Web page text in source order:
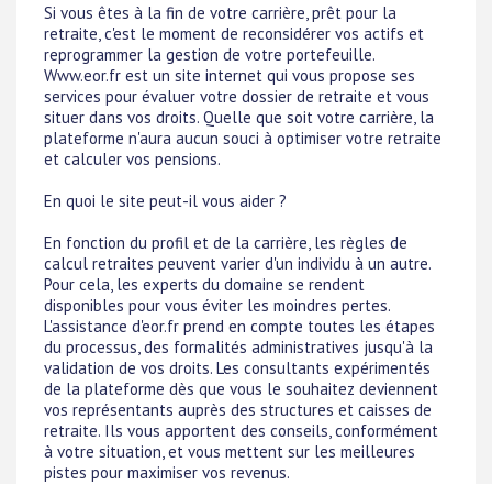
Si vous êtes à la fin de votre carrière, prêt pour la
retraite, c'est le moment de reconsidérer vos actifs et
reprogrammer la gestion de votre portefeuille.
Www.eor.fr est un site internet qui vous propose ses
services pour évaluer votre dossier de retraite et vous
situer dans vos droits. Quelle que soit votre carrière, la
plateforme n'aura aucun souci à optimiser votre retraite
et calculer vos pensions.
En quoi le site peut-il vous aider ?
En fonction du profil et de la carrière, les règles de
calcul retraites peuvent varier d'un individu à un autre.
Pour cela, les experts du domaine se rendent
disponibles pour vous éviter les moindres pertes.
L'assistance d'eor.fr prend en compte toutes les étapes
du processus, des formalités administratives jusqu'à la
validation de vos droits. Les consultants expérimentés
de la plateforme dès que vous le souhaitez deviennent
vos représentants auprès des structures et caisses de
retraite. Ils vous apportent des conseils, conformément
à votre situation, et vous mettent sur les meilleures
pistes pour maximiser vos revenus.